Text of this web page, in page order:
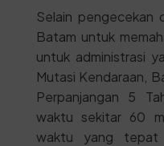
Selain pengecekan
Batam untuk
untuk administrasi
Mutasi Kendaraan,
Perpanjangan 5
waktu sekitar 60
waktu yang tepat